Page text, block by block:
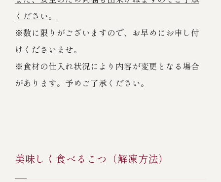
ください。
※数に限りがございますので、お早めにお申し付
けくださいませ。
※食材の仕入れ状況により内容が変更となる場合
があります。予めご了承ください。
美味しく食べるこつ（解凍方法）